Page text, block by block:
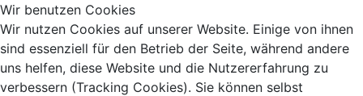
Wir benutzen Cookies
Wir nutzen Cookies auf unserer Website. Einige von ihnen
sind essenziell für den Betrieb der Seite, während andere
uns helfen, diese Website und die Nutzererfahrung zu
verbessern (Tracking Cookies). Sie können selbst